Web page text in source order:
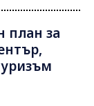
план за